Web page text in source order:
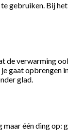
gebruiken. Bij
de verwarming
gaat opbrengen
glad.
één ding op: